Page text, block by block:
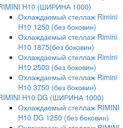
H10 (ШИРИНА 1000)
Охлаждаемый стеллаж Rimini
H10 1250 (без боковин)
Охлаждаемый стеллаж Rimini
H10 1875(без боковин)
Охлаждаемый стеллаж Rimini
H10 2500 (без боковин)
Охлаждаемый стеллаж Rimini
H10 3750 (без боковин)
H10 DG (ШИРИНА 1000)
Охлаждаемый стеллаж RIMINI
H10 DG 1250 (без боковин)